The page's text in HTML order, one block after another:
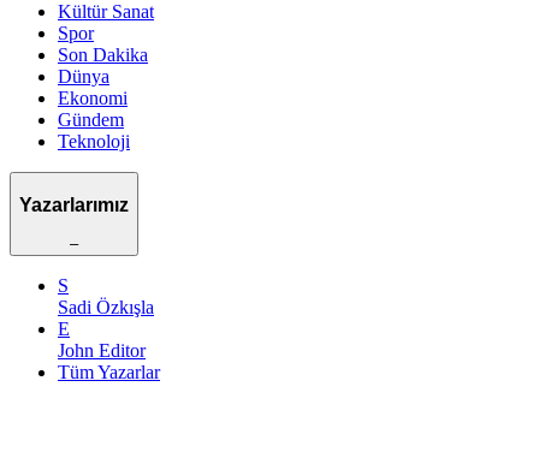
Kültür Sanat
Spor
Son Dakika
Dünya
Ekonomi
Gündem
Teknoloji
Yazarlarımız
–
S
Sadi Özkışla
E
John Editor
Tüm Yazarlar